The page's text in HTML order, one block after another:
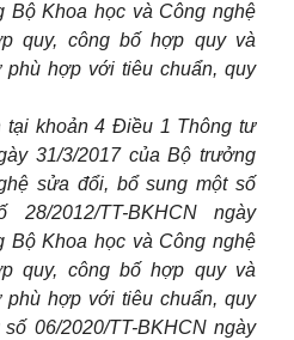
Bộ Khoa học và Công nghệ
quy, công bố hợp quy và
phù hợp với tiêu chuẩn, quy
tại khoản 4 Điều 1 Thông tư
31/3/2017 của Bộ trưởng
sửa đổi, bổ sung một số
2012/TT-BKHCN ngày
Bộ Khoa học và Công nghệ
quy, công bốhợp quy và
hợp với tiêu chuẩn, quy
06/2020/TT-BKHCN ngày